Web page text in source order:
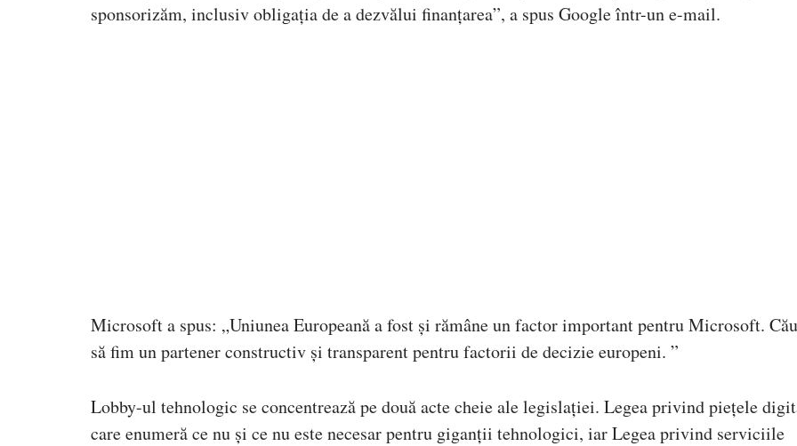
sponsorizăm, inclusiv obligația de a dezvălui finanțarea”, a spus Google într-un e-mail.
Microsoft a spus: „Uniunea Europeană a fost și rămâne un factor important pentru Microsoft.
să fim un partener constructiv și transparent pentru factorii de decizie europeni. ”
Lobby-ul tehnologic se concentrează pe două acte cheie ale legislației. Legea privind piețele
care enumeră ce nu și ce nu este necesar pentru giganții tehnologici, iar Legea privind serviciile